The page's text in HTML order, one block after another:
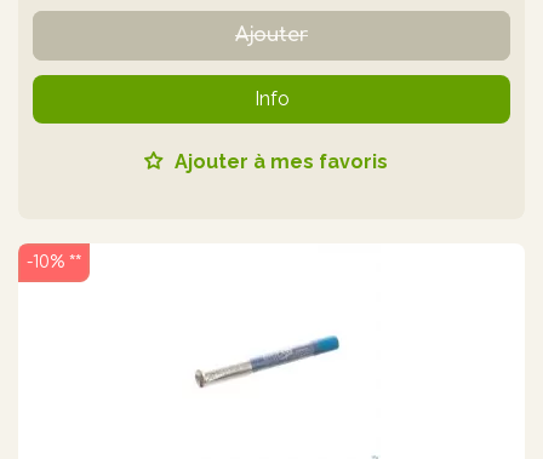
Ajouter
Info
Ajouter à mes favoris
-10% **